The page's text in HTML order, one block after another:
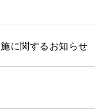
に関するお知らせ